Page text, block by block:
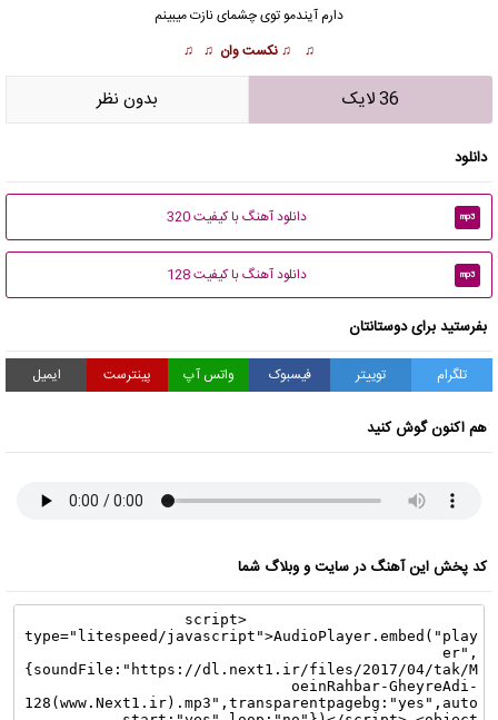
دارم آیندمو توی چشمای نازت میبینم
♫ ♫ نکست وان ♫ ♫
36 لایک بدون نظر
دانلود
mp3 دانلود آهنگ با کیفیت 320
mp3 دانلود آهنگ با کیفیت 128
بفرستید برای دوستانتان
تلگرام توییتر فیسبوک واتس آپ پینترست ایمیل
هم اکنون گوش کنید
کد پخش این آهنگ در سایت و وبلاگ شما